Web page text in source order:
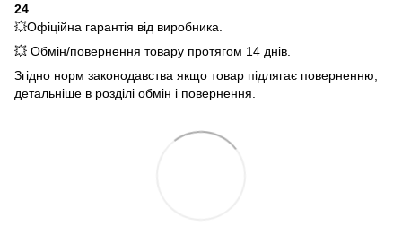
24
💥Офіційна гарантія від виробника.
💥 Обмін/повернення товару протягом 14 днів.
Згідно норм законодавства якщо товар підлягає поверненню,
детальніше в розділі обмін і повернення.